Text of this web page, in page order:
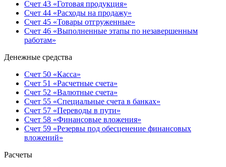
Счет 43 «Готовая продукция»
Счет 44 «Расходы на продажу»
Счет 45 «Товары отгруженные»
Счет 46 «Выполненные этапы по незавершенным
работам»
Денежные средства
Счет 50 «Касса»
Счет 51 «Расчетные счета»
Счет 52 «Валютные счета»
Счет 55 «Специальные счета в банках»
Счет 57 «Переводы в пути»
Счет 58 «Финансовые вложения»
Счет 59 «Резервы под обесценение финансовых
вложений»
Расчеты